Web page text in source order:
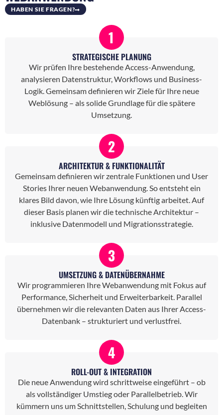
HABEN SIE FRAGEN?
1
STRATEGISCHE PLANUNG
Wir prüfen Ihre bestehende Access-Anwendung,
analysieren Datenstruktur, Workflows und Business-
Logik. Gemeinsam definieren wir Ziele für Ihre neue
Weblösung – als solide Grundlage für die spätere
Umsetzung.
2
ARCHITEKTUR & FUNKTIONALITÄT
Gemeinsam definieren wir zentrale Funktionen und User
Stories Ihrer neuen Webanwendung. So entsteht ein
klares Bild davon, wie Ihre Lösung künftig arbeitet. Auf
dieser Basis planen wir die technische Architektur –
inklusive Datenmodell und Migrationsstrategie.
3
UMSETZUNG & DATENÜBERNAHME
Wir programmieren Ihre Webanwendung mit Fokus auf
Performance, Sicherheit und Erweiterbarkeit. Parallel
übernehmen wir die relevanten Daten aus Ihrer Access-
Datenbank – strukturiert und verlustfrei.
4
ROLL-OUT & INTEGRATION
Die neue Anwendung wird schrittweise eingeführt – ob
als vollständiger Umstieg oder Parallelbetrieb. Wir
kümmern uns um Schnittstellen, Schulung und begleiten